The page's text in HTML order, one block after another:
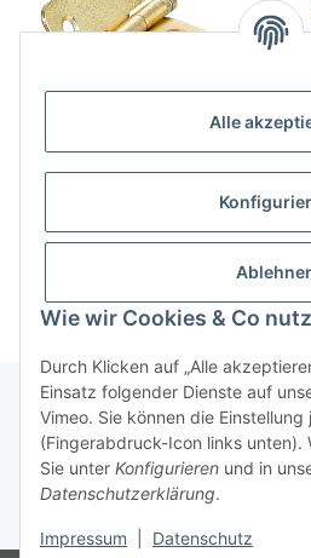
Alle
Wie wir Cookies & Co
Durch Klicken auf „Alle
Einsatz folgender Dienste auf
Vimeo. Sie können die
(Fingerabdruck-Icon links unten).
Sie unter Konfigurieren und in
Datenschutzerklärung.
Impressum Datenschutz
40 x 35 x 1 mm, Stahl
Über uns